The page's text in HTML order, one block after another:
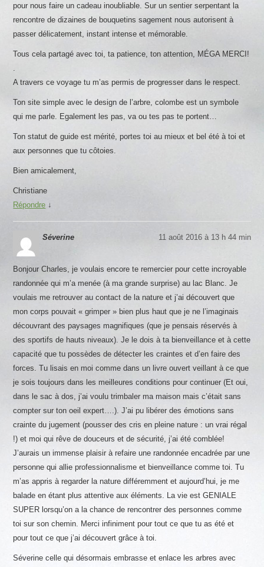
pour nous faire un cadeau inoubliable. Sur un sentier serpentant la
rencontre de dizaines de bouquetins sagement nous autorisent à
passer délicatement, instant intense et mémorable.
Tous cela partagé avec toi, ta patience, ton attention, MÉGA MERCI!
A travers ce voyage tu m’as permis de progresser dans le respect.
Ton site simple avec le design de l’arbre, colombe est un symbole
qui me parle. Egalement les pas, va ou tes pas te portent…
Ton statut de guide est mérité, portes toi au mieux et bel été à toi et
aux personnes que tu côtoies.
Bien amicalement,
Christiane
Répondre ↓
Séverine 11 août 2016 à 13 h 44 min
Bonjour Charles, je voulais encore te remercier pour cette incroyable
randonnée qui m’a menée (à ma grande surprise) au lac Blanc. Je
voulais me retrouver au contact de la nature et j’ai découvert que
mon corps pouvait « grimper » bien plus haut que je ne l’imaginais
découvrant des paysages magnifiques (que je pensais réservés à
des sportifs de hauts niveaux). Je le dois à ta bienveillance et à cette
capacité que tu possèdes de détecter les craintes et d’en faire des
forces. Tu lisais en moi comme dans un livre ouvert veillant à ce que
je sois toujours dans les meilleures conditions pour continuer (Et oui,
dans le sac à dos, j’ai voulu trimbaler ma maison mais c’était sans
compter sur ton oeil expert….). J’ai pu libérer des émotions sans
crainte du jugement (pousser des cris en pleine nature : un vrai régal
!) et moi qui rêve de douceurs et de sécurité, j’ai été comblée!
J’aurais un immense plaisir à refaire une randonnée encadrée par une
personne qui allie professionnalisme et bienveillance comme toi. Tu
m’as appris à regarder la nature différemment et aujourd’hui, je me
balade en étant plus attentive aux éléments. La vie est GENIALE
SUPER lorsqu’on a la chance de rencontrer des personnes comme
toi sur son chemin. Merci infiniment pour tout ce que tu as été et
pour tout ce que j’ai découvert grâce à toi.
Séverine celle qui désormais embrasse et enlace les arbres avec